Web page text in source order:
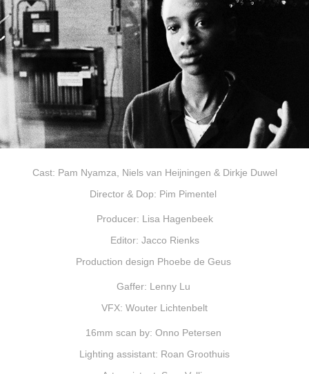
Cast: Pam Nyamza, Niels van Heijningen & Dirkje Duwel
Director & Dop: Pim Pimentel
Producer: Lisa Hagenbeek
Editor: Jacco Rienks
Production design Phoebe de Geus
Gaffer: Lenny Lu
VFX: Wouter Lichtenbelt
16mm scan by: Onno Petersen
Lighting assistant: Roan Groothuis